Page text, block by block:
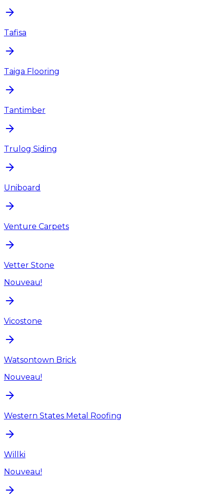
Tafisa
Taiga Flooring
Tantimber
Trulog Siding
Uniboard
Venture Carpets
Vetter Stone
Nouveau!
Vicostone
Watsontown Brick
Nouveau!
Western States Metal Roofing
Willki
Nouveau!